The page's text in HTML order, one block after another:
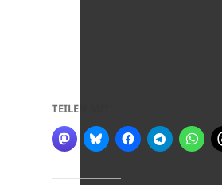
TEILEN MIT: